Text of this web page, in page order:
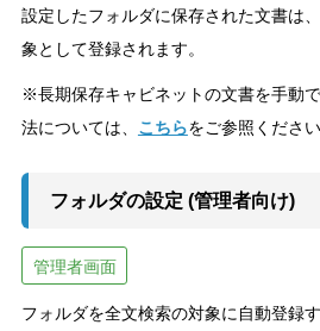
設定したフォルダに保存された文書は
象として登録されます。
※長期保存キャビネットの文書を手動
法については、 こちらをご参照ください
フォルダの設定 (管理者向け)
管理者画面
フォルダを全文検索の対象に自動登録